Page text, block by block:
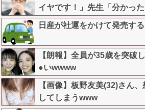
イヤです！」先生「分かっ
『こう』なってしまうw w w
日産が社運をかけて発売す
【朗報】全員が35歳を突破
●いwwww
【画像】板野友美(32)さん
してしまうwww